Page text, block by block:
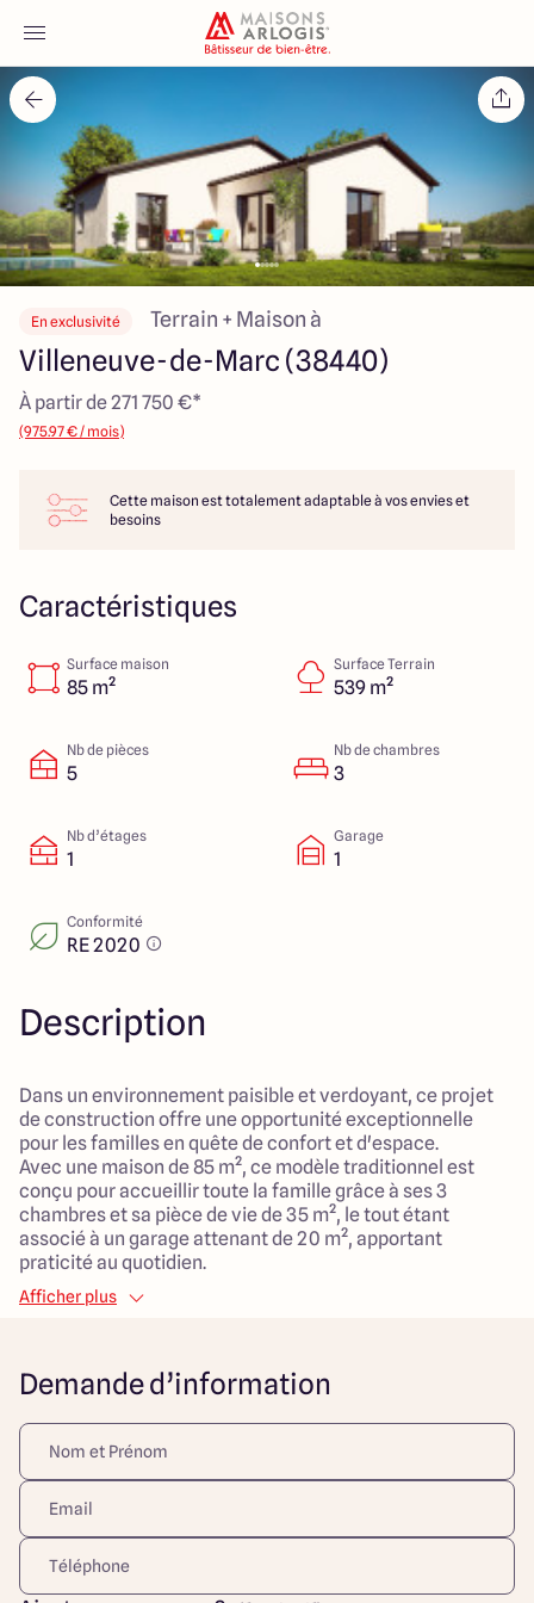
Accueil
Nos maisons
Nos annonces
Votre projet
Qui sommes-nous
Maisons ARLOGIS Lyon Est
4.9
En exclusivité Terrain + Maison à
Villeneuve-de-Marc (38440)
À partir de 271 750 €*
(975.97 € / mois)
Cette maison est totalement adaptable à vos envies et
besoins
Caractéristiques
Surface maison
85 m²
Surface Terrain
539 m²
Nb de pièces
5
Nb de chambres
3
Nb d’étages
1
Garage
1
Conformité
RE 2020
Description
Dans un environnement paisible et verdoyant, ce projet
de construction offre une opportunité exceptionnelle
pour les familles en quête de confort et d'espace.
Avec une maison de 85 m², ce modèle traditionnel est
conçu pour accueillir toute la famille grâce à ses 3
chambres et sa pièce de vie de 35 m², le tout étant
associé à un garage attenant de 20 m², apportant
praticité au quotidien.
Le terrain, d'une superficie de 539 m², est entièrement
permet l'accès à de nombreux espaces verts, parfaits
proximité, facilitant ainsi la vie de vos enfants.
Ce projet de construction représente une véritable
opportunité pour construire votre future maison dans un
secteur privilégié, alliant confort moderne et cadre
naturel !
Afficher plus
Demande d’information